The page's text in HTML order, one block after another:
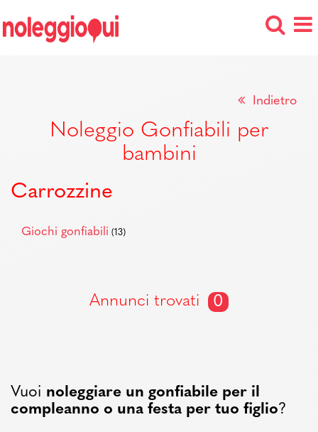
Indietro
Noleggio Gonfiabili per
bambini
Carrozzine
Giochi gonfiabili (13)
Annunci trovati 0
Vuoi noleggiare un gonfiabile per il
compleanno o una festa per tuo figlio?